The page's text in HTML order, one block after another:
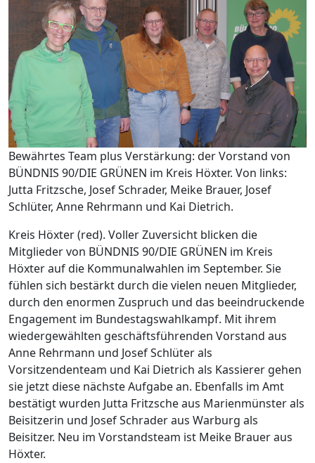
Bewährtes Team plus Verstärkung: der Vorstand von
BÜNDNIS 90/DIE GRÜNEN im Kreis Höxter. Von links:
Jutta Fritzsche, Josef Schrader, Meike Brauer, Josef
Schlüter, Anne Rehrmann und Kai Dietrich.
Kreis Höxter (red). Voller Zuversicht blicken die
Mitglieder von BÜNDNIS 90/DIE GRÜNEN im Kreis
Höxter auf die Kommunalwahlen im September. Sie
fühlen sich bestärkt durch die vielen neuen Mitglieder,
durch den enormen Zuspruch und das beeindruckende
Engagement im Bundestagswahlkampf. Mit ihrem
wiedergewählten geschäftsführenden Vorstand aus
Anne Rehrmann und Josef Schlüter als
Vorsitzendenteam und Kai Dietrich als Kassierer gehen
sie jetzt diese nächste Aufgabe an. Ebenfalls im Amt
bestätigt wurden Jutta Fritzsche aus Marienmünster als
Beisitzerin und Josef Schrader aus Warburg als
Beisitzer. Neu im Vorstandsteam ist Meike Brauer aus
Höxter.